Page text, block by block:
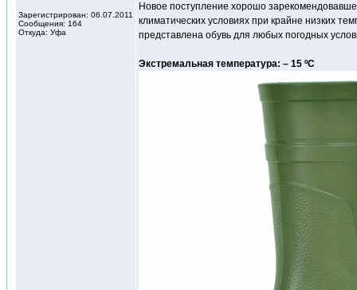
Зарегистрирован: 06.07.2011
Сообщения: 164
Откуда: Уфа
Новое поступление хорошо
климатических условиях при крайне низких
представлена обувь для любых погодных
Экстремальная температура: – 15 ºС